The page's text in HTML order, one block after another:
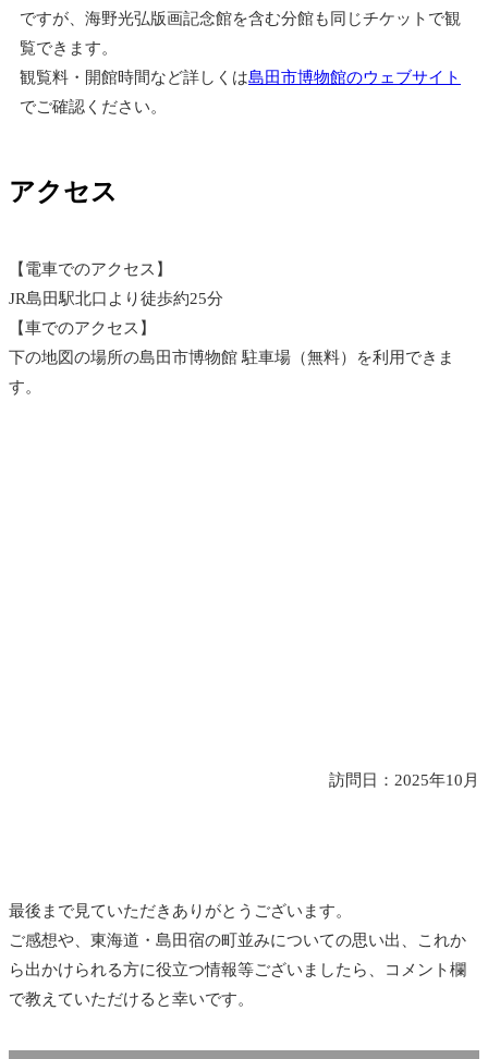
ですが、海野光弘版画記念館を含む分館も同じチケットで観
覧できます。
観覧料・開館時間など詳しくは島田市博物館のウェブサイト
でご確認ください。
アクセス
【電車でのアクセス】
JR島田駅北口より徒歩約25分
【車でのアクセス】
下の地図の場所の島田市博物館 駐車場（無料）を利用できま
す。
訪問日：2025年10月
最後まで見ていただきありがとうございます。
ご感想や、東海道・島田宿の町並みについての思い出、これか
ら出かけられる方に役立つ情報等ございましたら、コメント欄
で教えていただけると幸いです。